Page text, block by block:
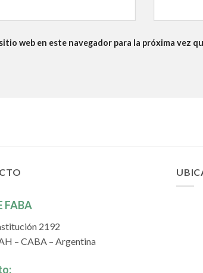
web en este navegador para la próxima vez
FABA
2192
– CABA – Argentina